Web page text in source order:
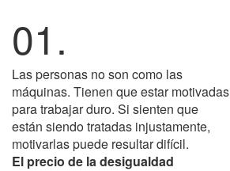
01.
Las personas no son como las
máquinas. Tienen que estar motivadas
para trabajar duro. Si sienten que
están siendo tratadas injustamente,
motivarlas puede resultar difícil.
El precio de la desigualdad